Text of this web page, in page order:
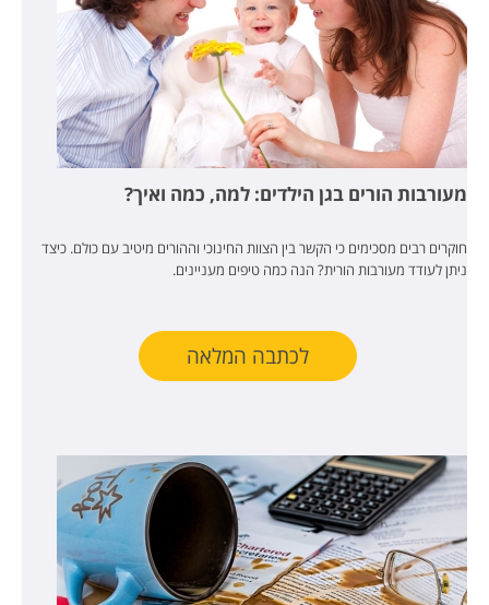
מעורבות הורים בגן הילדים: למה, כמה ואיך?
חוקרים רבים מסכימים כי הקשר בין הצוות החינוכי וההורים מיטיב עם כולם. כיצד
ניתן לעודד מעורבות הורית? הנה כמה טיפים מעניינים.
לכתבה המלאה